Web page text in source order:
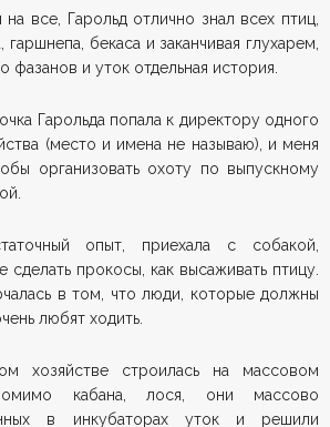
все, Гарольд отлично знал всех птиц,
гаршнепа, бекаса и заканчивая глухарем,
фазанов и уток отдельная история.
Гарольда попала к директору одного
(место и имена не называю), и меня
организовать охоту по выпускному
опыт, приехала с собакой,
сделать прокосы, как высаживать птицу.
в том, что люди, которые должны
любят ходить.
хозяйстве строилась на массовом
Помимо кабана, лося, они массово
в инкубаторах уток и решили